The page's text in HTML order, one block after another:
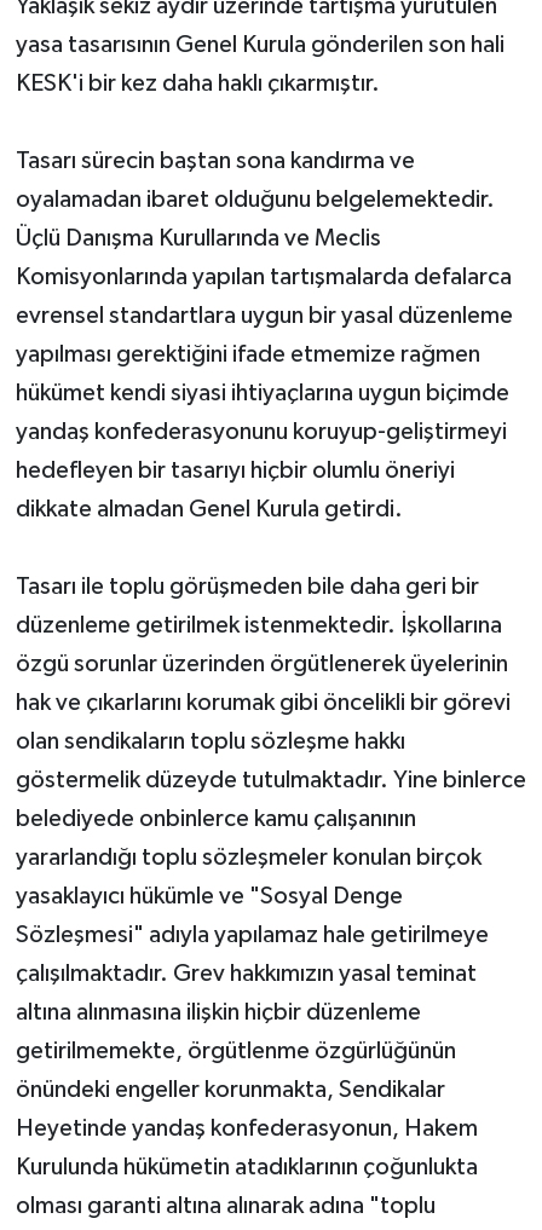
Yaklaşık sekiz aydır üzerinde tartışma yürütülen
yasa tasarısının Genel Kurula gönderilen son hali
KESK'i bir kez daha haklı çıkarmıştır.
Tasarı sürecin baştan sona kandırma ve
oyalamadan ibaret olduğunu belgelemektedir.
Üçlü Danışma Kurullarında ve Meclis
Komisyonlarında yapılan tartışmalarda defalarca
evrensel standartlara uygun bir yasal düzenleme
yapılması gerektiğini ifade etmemize rağmen
hükümet kendi siyasi ihtiyaçlarına uygun biçimde
yandaş konfederasyonunu koruyup-geliştirmeyi
hedefleyen bir tasarıyı hiçbir olumlu öneriyi
dikkate almadan Genel Kurula getirdi.
Tasarı ile toplu görüşmeden bile daha geri bir
düzenleme getirilmek istenmektedir. İşkollarına
özgü sorunlar üzerinden örgütlenerek üyelerinin
hak ve çıkarlarını korumak gibi öncelikli bir görevi
olan sendikaların toplu sözleşme hakkı
göstermelik düzeyde tutulmaktadır. Yine binlerce
belediyede onbinlerce kamu çalışanının
yararlandığı toplu sözleşmeler konulan birçok
yasaklayıcı hükümle ve "Sosyal Denge
Sözleşmesi" adıyla yapılamaz hale getirilmeye
çalışılmaktadır. Grev hakkımızın yasal teminat
altına alınmasına ilişkin hiçbir düzenleme
getirilmemekte, örgütlenme özgürlüğünün
önündeki engeller korunmakta, Sendikalar
Heyetinde yandaş konfederasyonun, Hakem
Kurulunda hükümetin atadıklarının çoğunlukta
olması garanti altına alınarak adına "toplu